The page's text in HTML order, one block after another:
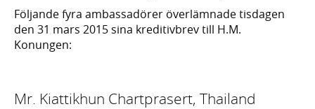
Följande fyra ambassadörer överlämnade tisdagen
den 31 mars 2015 sina kreditivbrev till H.M.
Konungen:
Mr. Kiattikhun Chartprasert, Thailand